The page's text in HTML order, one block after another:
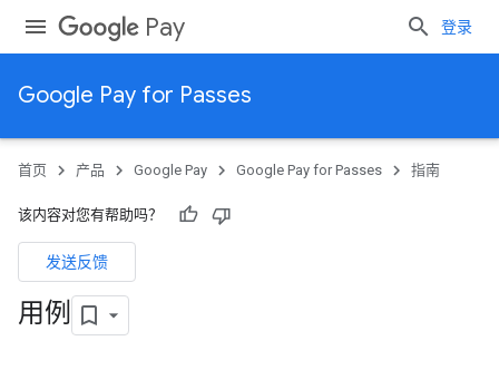
Pay 登录
Google Pay for Passes
首页 产品 Google Pay Google Pay for Passes 指南
该内容对您有帮助吗？
发送反馈
用例